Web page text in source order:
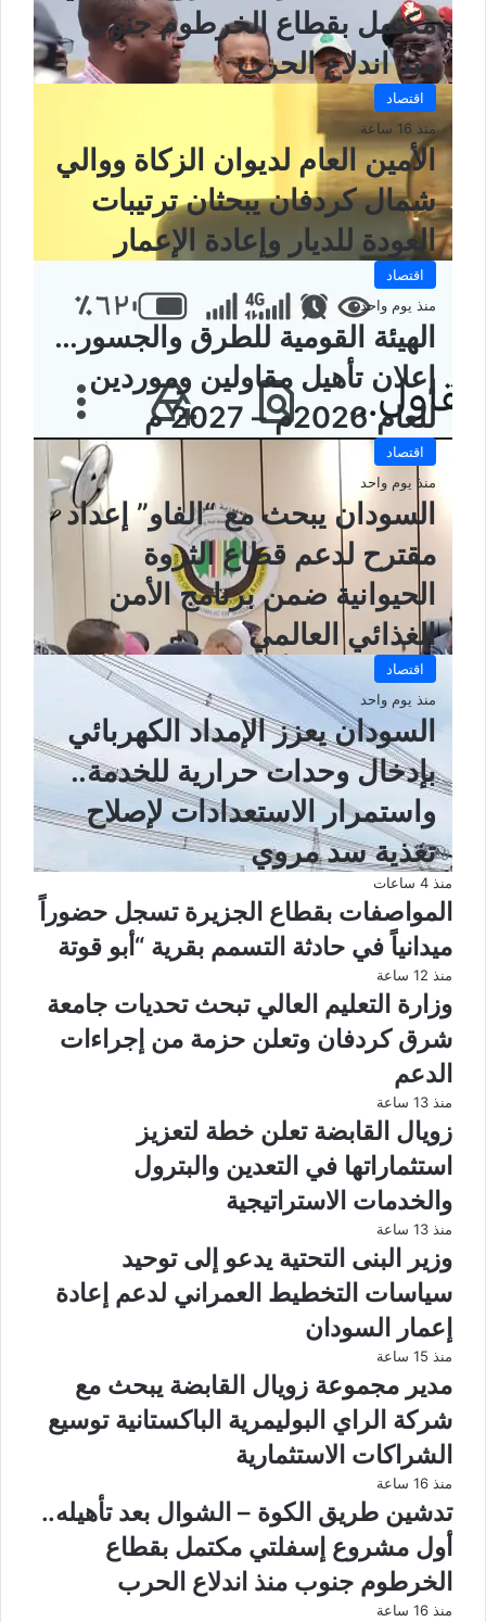
مكتمل بقطاع الخرطوم جنوب
منذ اندلاع الحرب
اقتصاد
منذ 16 ساعة
الأمين العام لديوان الزكاة ووالي
شمال كردفان يبحثان ترتيبات
العودة للديار وإعادة الإعمار
اقتصاد
منذ يوم واحد
الهيئة القومية للطرق والجسور…
إعلان تأهيل مقاولين وموردين
للعام 2026م – 2027 م
اقتصاد
منذ يوم واحد
السودان يبحث مع “الفاو” إعداد
مقترح لدعم قطاع الثروة
الحيوانية ضمن برنامج الأمن
الغذائي العالمي
اقتصاد
منذ يوم واحد
السودان يعزز الإمداد الكهربائي
بإدخال وحدات حرارية للخدمة..
واستمرار الاستعدادات لإصلاح
تغذية سد مروي
منذ 4 ساعات
المواصفات بقطاع الجزيرة تسجل حضوراً
ميدانياً في حادثة التسمم بقرية “أبو قوتة
منذ 12 ساعة
وزارة التعليم العالي تبحث تحديات جامعة
شرق كردفان وتعلن حزمة من إجراءات
الدعم
منذ 13 ساعة
زويال القابضة تعلن خطة لتعزيز
استثماراتها في التعدين والبترول
والخدمات الاستراتيجية
منذ 13 ساعة
وزير البنى التحتية يدعو إلى توحيد
سياسات التخطيط العمراني لدعم إعادة
إعمار السودان
منذ 15 ساعة
مدير مجموعة زويال القابضة يبحث مع
شركة الراي البوليمرية الباكستانية توسيع
الشراكات الاستثمارية
منذ 16 ساعة
تدشين طريق الكوة – الشوال بعد تأهيله..
أول مشروع إسفلتي مكتمل بقطاع
الخرطوم جنوب منذ اندلاع الحرب
منذ 16 ساعة